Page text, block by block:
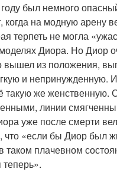
был немного
на модную арену
терпеть не могла
Диора. Но Диор
вышел из положения,
и непринужденную.
такую же женственную.
линии
уже после смерти
что «если бы Диор был
таком плачевном